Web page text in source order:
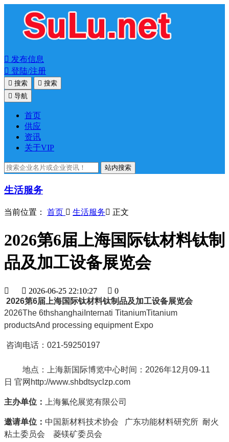
 发布信息
 登陆/注册
 搜索  搜索
 导航
首页
供应
资讯
关于VIP
站内搜索
生活服务
当前位置： 首页  生活服务 正文
2026第6届上海国际钛材料钛制
品及加工设备展览会
  2026-06-25 22:10:27  0
2026第6届上海国际钛材料钛制品及加工设备展览会
2026The 6thshanghaiInternati TitaniumTitanium
productsAnd processing equipment Expo
咨询电话：021-59250197
地点：上海新国际博览中心时间：2026年12月09-11
日 官网http://www.shbdtsyclzp.com
主办单位： 上海氟伦展览有限公司
邀请单位： 中国新材料技术协会 广东功能材料研究所 耐火
粘土委员会 菱镁矿委员会